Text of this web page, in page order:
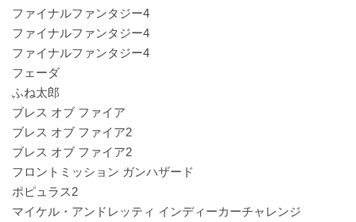
ファイナルファンタジー4
ファイナルファンタジー4
ファイナルファンタジー4
フェーダ
ふね太郎
ブレス オブ ファイア
ブレス オブ ファイア2
ブレス オブ ファイア2
フロントミッション ガンハザード
ポピュラス2
マイケル・アンドレッティ インディーカーチャレンジ